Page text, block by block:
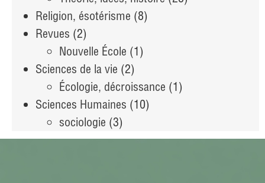
Religion, ésotérisme (8)
Revues (2)
Nouvelle École (1)
Sciences de la vie (2)
Écologie, décroissance (1)
Sciences Humaines (10)
sociologie (3)